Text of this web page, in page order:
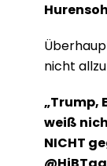
nicht
„Trump,
weiß
NICHT